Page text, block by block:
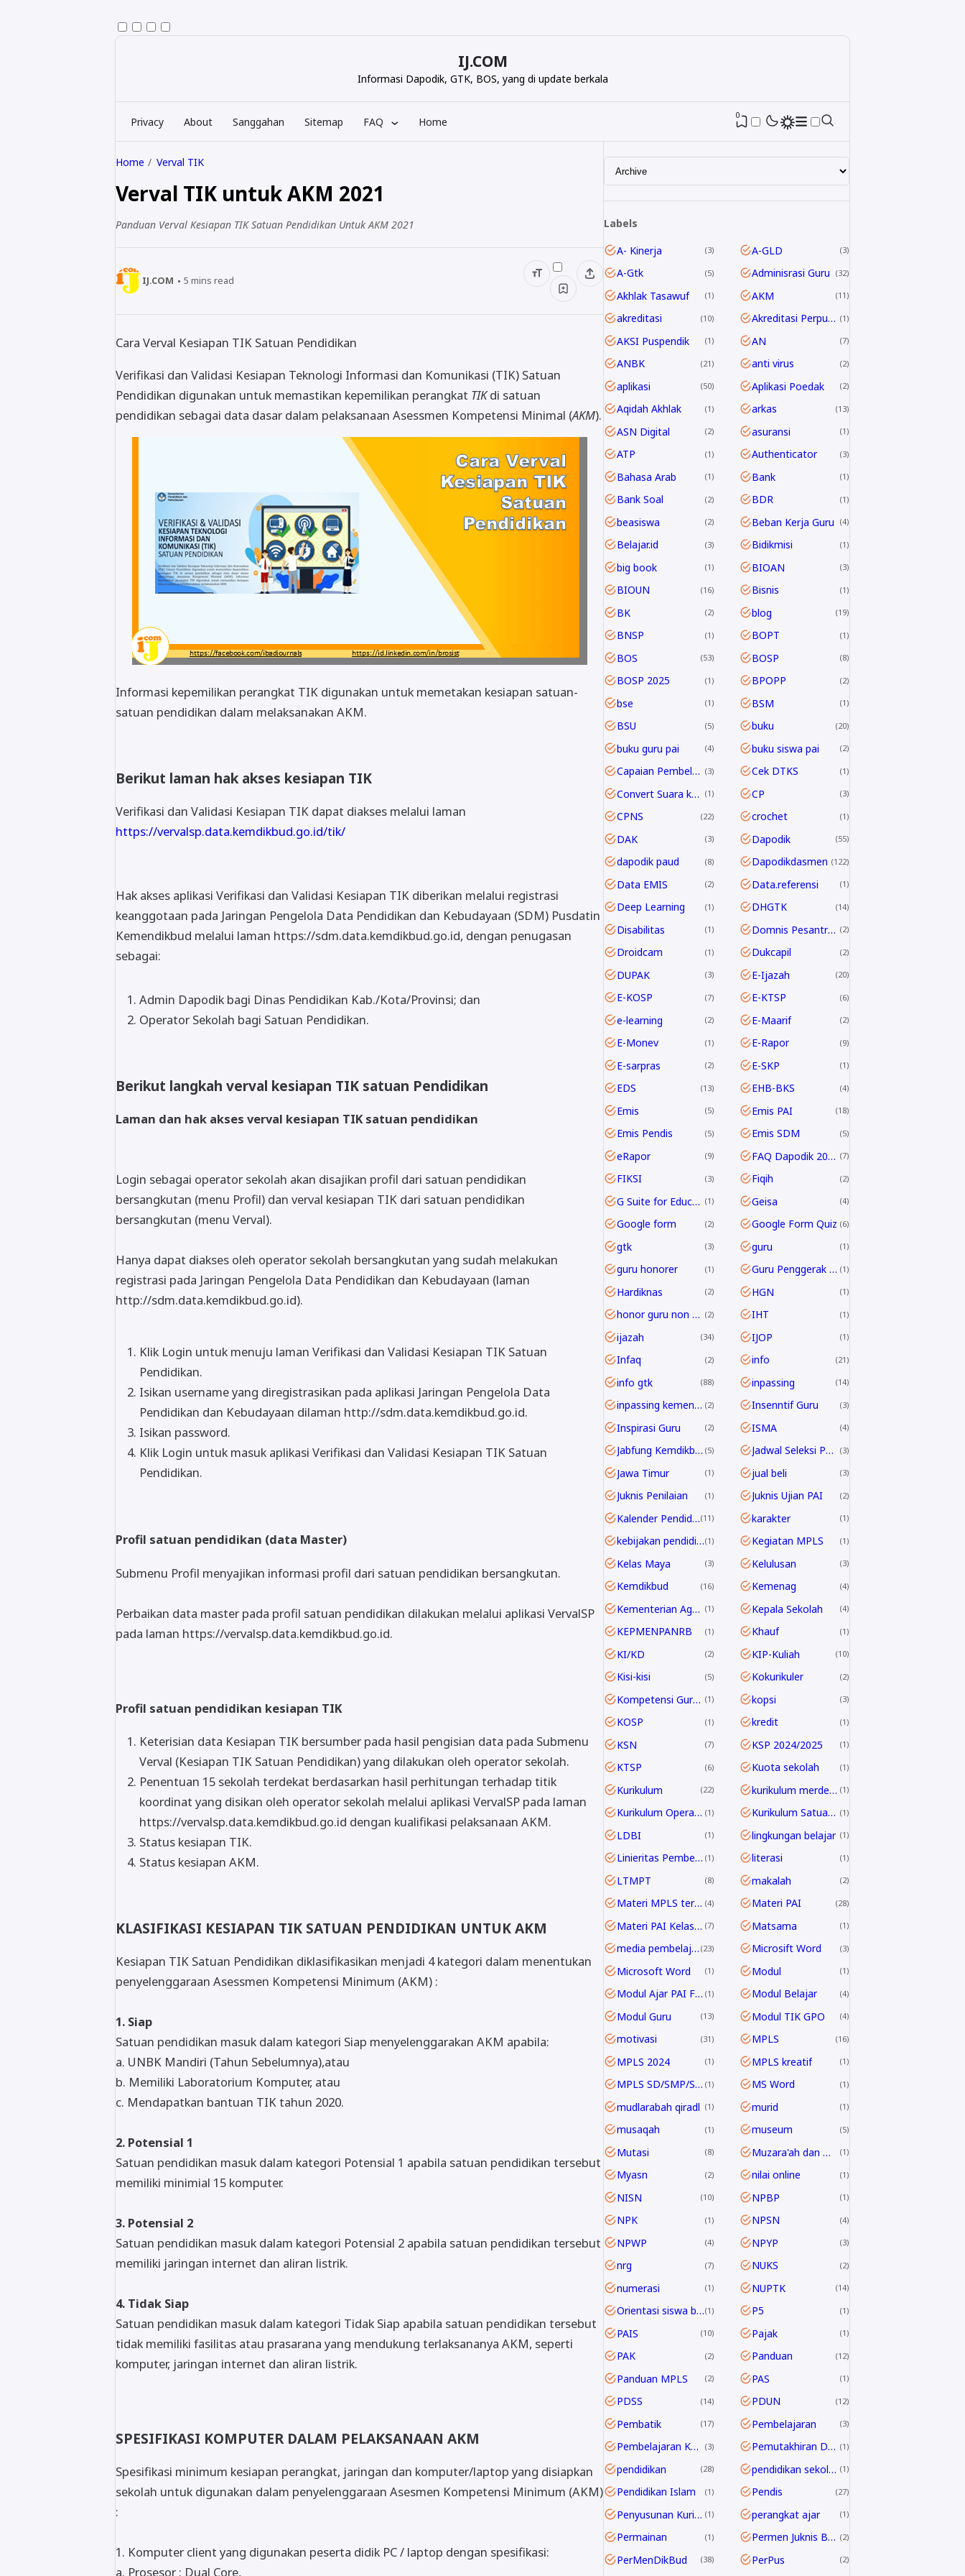
IJ.COM
Informasi Dapodik, GTK, BOS, yang di update berkala
Privacy About Sanggahan Sitemap FAQ Home 0
Home Verval TIK
Verval TIK untuk AKM 2021
Panduan Verval Kesiapan TIK Satuan Pendidikan Untuk AKM 2021
IJ.COM 5 mins read
Cara Verval Kesiapan TIK Satuan Pendidikan
Verifikasi dan Validasi Kesiapan Teknologi Informasi dan Komunikasi (TIK) Satuan
Pendidikan digunakan untuk memastikan kepemilikan perangkat TIKdi satuan
pendidikan sebagai data dasar dalam pelaksanaan Asessmen Kompetensi Minimal (AKM).
Informasi kepemilikan perangkat TIK digunakan untuk memetakan kesiapan satuan-
satuan pendidikan dalam melaksanakan AKM.
Berikut laman hak akses kesiapan TIK
Verifikasi dan Validasi Kesiapan TIK dapat diakses melalui laman
https://vervalsp.data.kemdikbud.go.id/tik/
Hak akses aplikasi Verifikasi dan Validasi Kesiapan TIK diberikan melalui registrasi
keanggotaan pada Jaringan Pengelola Data Pendidikan dan Kebudayaan (SDM) Pusdatin
Kemendikbud melalui laman https://sdm.data.kemdikbud.go.id, dengan penugasan
sebagai:
Admin Dapodik bagi Dinas Pendidikan Kab./Kota/Provinsi; dan
Operator Sekolah bagi Satuan Pendidikan.
Berikut langkah verval kesiapan TIK satuan Pendidikan
Laman dan hak akses verval kesiapan TIK satuan pendidikan
Login sebagai operator sekolah akan disajikan profil dari satuan pendidikan
bersangkutan (menu Profil) dan verval kesiapan TIK dari satuan pendidikan
bersangkutan (menu Verval).
Hanya dapat diakses oleh operator sekolah bersangkutan yang sudah melakukan
registrasi pada Jaringan Pengelola Data Pendidikan dan Kebudayaan (laman
http://sdm.data.kemdikbud.go.id).
Klik Login untuk menuju laman Verifikasi dan Validasi Kesiapan TIK Satuan
Pendidikan.
Isikan username yang diregistrasikan pada aplikasi Jaringan Pengelola Data
Pendidikan dan Kebudayaan dilaman http://sdm.data.kemdikbud.go.id.
Isikan password.
Klik Login untuk masuk aplikasi Verifikasi dan Validasi Kesiapan TIK Satuan
Pendidikan.
Profil satuan pendidikan (data Master)
Submenu Profil menyajikan informasi profil dari satuan pendidikan bersangkutan.
Perbaikan data master pada profil satuan pendidikan dilakukan melalui aplikasi VervalSP
pada laman https://vervalsp.data.kemdikbud.go.id.
Profil satuan pendidikan kesiapan TIK
Keterisian data Kesiapan TIK bersumber pada hasil pengisian data pada Submenu
Verval (Kesiapan TIK Satuan Pendidikan) yang dilakukan oleh operator sekolah.
Penentuan 15 sekolah terdekat berdasarkan hasil perhitungan terhadap titik
koordinat yang disikan oleh operator sekolah melalui aplikasi VervalSP pada laman
https://vervalsp.data.kemdikbud.go.id dengan kualifikasi pelaksanaan AKM.
Status kesiapan TIK.
Status kesiapan AKM.
KLASIFIKASI KESIAPAN TIK SATUAN PENDIDIKAN UNTUK AKM
Kesiapan TIK Satuan Pendidikan diklasifikasikan menjadi 4 kategori dalam menentukan
penyelenggaraan Asessmen Kompetensi Minimum (AKM) :
1. Siap
Satuan pendidikan masuk dalam kategori Siap menyelenggarakan AKM apabila:
a. UNBK Mandiri (Tahun Sebelumnya),atau
b. Memiliki Laboratorium Komputer, atau
c. Mendapatkan bantuan TIK tahun 2020.
2. Potensial 1
Satuan pendidikan masuk dalam kategori Potensial 1 apabila satuan pendidikan tersebut
memiliki minimial 15 komputer.
3. Potensial 2
Satuan pendidikan masuk dalam kategori Potensial 2 apabila satuan pendidikan tersebut
memiliki jaringan internet dan aliran listrik.
4. Tidak Siap
Satuan pendidikan masuk dalam kategori Tidak Siap apabila satuan pendidikan tersebut
tidak memiliki fasilitas atau prasarana yang mendukung terlaksananya AKM, seperti
komputer, jaringan internet dan aliran listrik.
SPESIFIKASI KOMPUTER DALAM PELAKSANAAN AKM
Spesifikasi minimum kesiapan perangkat, jaringan dan komputer/laptop yang disiapkan
sekolah untuk digunakan dalam penyelenggaraan Asesmen Kompetensi Minimum (AKM)
:
1. Komputer client yang digunakan peserta didik PC / laptop dengan spesifikasi:
a. Prosesor : Dual Core,
Labels
A- Kinerja
3 A-GLD 3
A-Gtk 5 Adminisrasi Guru 32
Akhlak Tasawuf 1 AKM 11
akreditasi 10 Akreditasi Perpustakaan 1
AKSI Puspendik 1 AN 7
ANBK 21 anti virus 2
aplikasi 50 Aplikasi Poedak 2
Aqidah Akhlak 1 arkas 13
ASN Digital 2 asuransi 1
ATP 1 Authenticator 3
Bahasa Arab 1 Bank 1
Bank Soal 2 BDR 1
beasiswa 2 Beban Kerja Guru 4
Belajar.id 3 Bidikmisi 1
big book 1 BIOAN 3
BIOUN 16 Bisnis 1
BK 2 blog 19
BNSP 1 BOPT 1
BOS 53 BOSP 8
BOSP 2025 1 BPOPP 2
bse 1 BSM 1
BSU 5 buku 20
buku guru pai 4 buku siswa pai 2
Capaian Pembelajaran 3 Cek DTKS 1
Convert Suara ke Text 1 CP 3
CPNS 22 crochet 1
DAK 3 Dapodik 55
dapodik paud 8 Dapodikdasmen 122
Data EMIS 2 Data.referensi 1
Deep Learning 1 DHGTK 14
Disabilitas 1 Domnis Pesantren Ramadhan 2
Droidcam 1 Dukcapil 2
DUPAK 3 E-Ijazah 20
E-KOSP 7 E-KTSP 6
e-learning 2 E-Maarif 2
E-Monev 1 E-Rapor 9
E-sarpras 2 E-SKP 1
EDS 13 EHB-BKS 4
Emis 5 Emis PAI 18
Emis Pendis 5 Emis SDM 5
eRapor 9 FAQ Dapodik 2019.c 7
FIKSI 3 Fiqih 2
G Suite for Education 1 Geisa 4
Google form 2 Google Form Quiz 6
gtk 3 guru 1
guru honorer 1 Guru Penggerak GPAI 1
Hardiknas 2 HGN 1
honor guru non ASN 2 IHT 1
ijazah 34 IJOP 1
Infaq 2 info 21
info gtk 88 inpassing 14
inpassing kemenag 2 Insenntif Guru 3
Inspirasi Guru 2 ISMA 4
Jabfung Kemdikbud 5 Jadwal Seleksi PPPK Guru 2024 3
Jawa Timur 1 jual beli 3
Juknis Penilaian 1 Juknis Ujian PAI 2
Kalender Pendidikan 11 karakter 1
kebijakan pendidikan 2025 1 Kegiatan MPLS 1
Kelas Maya 3 Kelulusan 3
Kemdikbud 16 Kemenag 4
Kementerian Agama 1 Kepala Sekolah 4
KEPMENPANRB 1 Khauf 1
KI/KD 2 KIP-Kuliah 10
Kisi-kisi 5 Kokurikuler 2
Kompetensi Guru 2045 1 kopsi 3
KOSP 1 kredit 1
KSN 7 KSP 2024/2025 1
KTSP 6 Kuota sekolah 1
Kurikulum 22 kurikulum merdeka 1
Kurikulum Operasional Satuan Pendidikan 1 Kurikulum Satuan Pendidikan 1
LDBI 1 lingkungan belajar 1
Linieritas Pembelajaran 1 literasi 1
LTMPT 8 makalah 2
Materi MPLS terbaru 4 Materi PAI 28
Materi PAI Kelas 10 7 Matsama 1
media pembelajaran 23 Microsift Word 3
Microsoft Word 1 Modul 1
Modul Ajar PAI Fase E & F 1 Modul Belajar 4
Modul Guru 13 Modul TIK GPO 4
motivasi 31 MPLS 16
MPLS 2024 1 MPLS kreatif 1
MPLS SD/SMP/SMA 2024/2025 1 MS Word 1
mudlarabah qiradl 1 murid 1
musaqah 1 museum 5
Mutasi 8 Muzara'ah dan Mukhabarah 1
Myasn 2 nilai online 1
NISN 10 NPBP 1
NPK 1 NPSN 4
NPWP 4 NPYP 3
nrg 7 NUKS 2
numerasi 1 NUPTK 14
Orientasi siswa baru 1 P5 1
PAIS 10 Pajak 1
PAK 2 Panduan 12
Panduan MPLS 2 PAS 1
PDSS 14 PDUN 12
Pembatik 17 Pembelajaran 3
Pembelajaran Kontekstual 3 Pemutakhiran Data EMIS 1
pendidikan 28 pendidikan sekolah 1
Pendidikan Islam 1 Pendis 27
Penyusunan Kurikulum 1 perangkat ajar 1
Permainan 1 Permen Juknis BOSP 2
PerMenDikBud 38 PerPus 2